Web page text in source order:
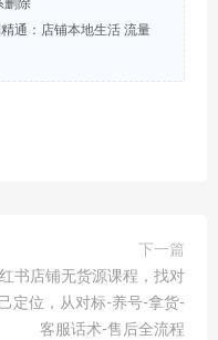
删除
通：店铺本地生活 流量
下一篇
书店铺无货源课程，找对
定位，从对标-养号-拿货-
客服话术-售后全流程